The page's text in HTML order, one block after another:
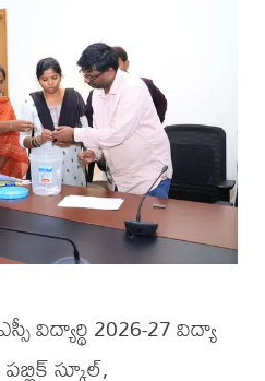
విద్యార్థి 2026-27 విద్యా
స్కూల్,